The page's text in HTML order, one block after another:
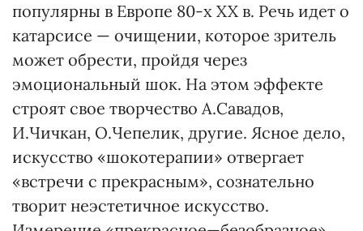
популярны в Европе 80-х XX в. Речь идет о
катарсисе — очищении, которое зритель
может обрести, пройдя через
эмоциональный шок. На этом эффекте
строят свое творчество А.Савадов,
И.Чичкан, О.Чепелик, другие. Ясное дело,
искусство «шокотерапии» отвергает
«встречи с прекрасным», сознательно
творит неэстетичное искусство.